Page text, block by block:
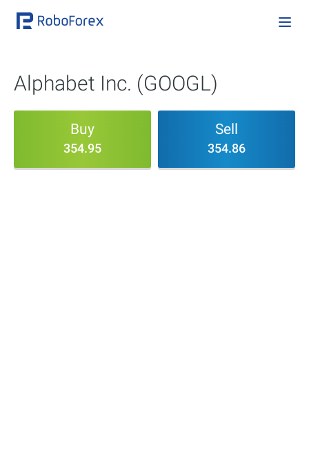
Alphabet Inc. (GOOGL)
Buy
354.95
Sell
354.86